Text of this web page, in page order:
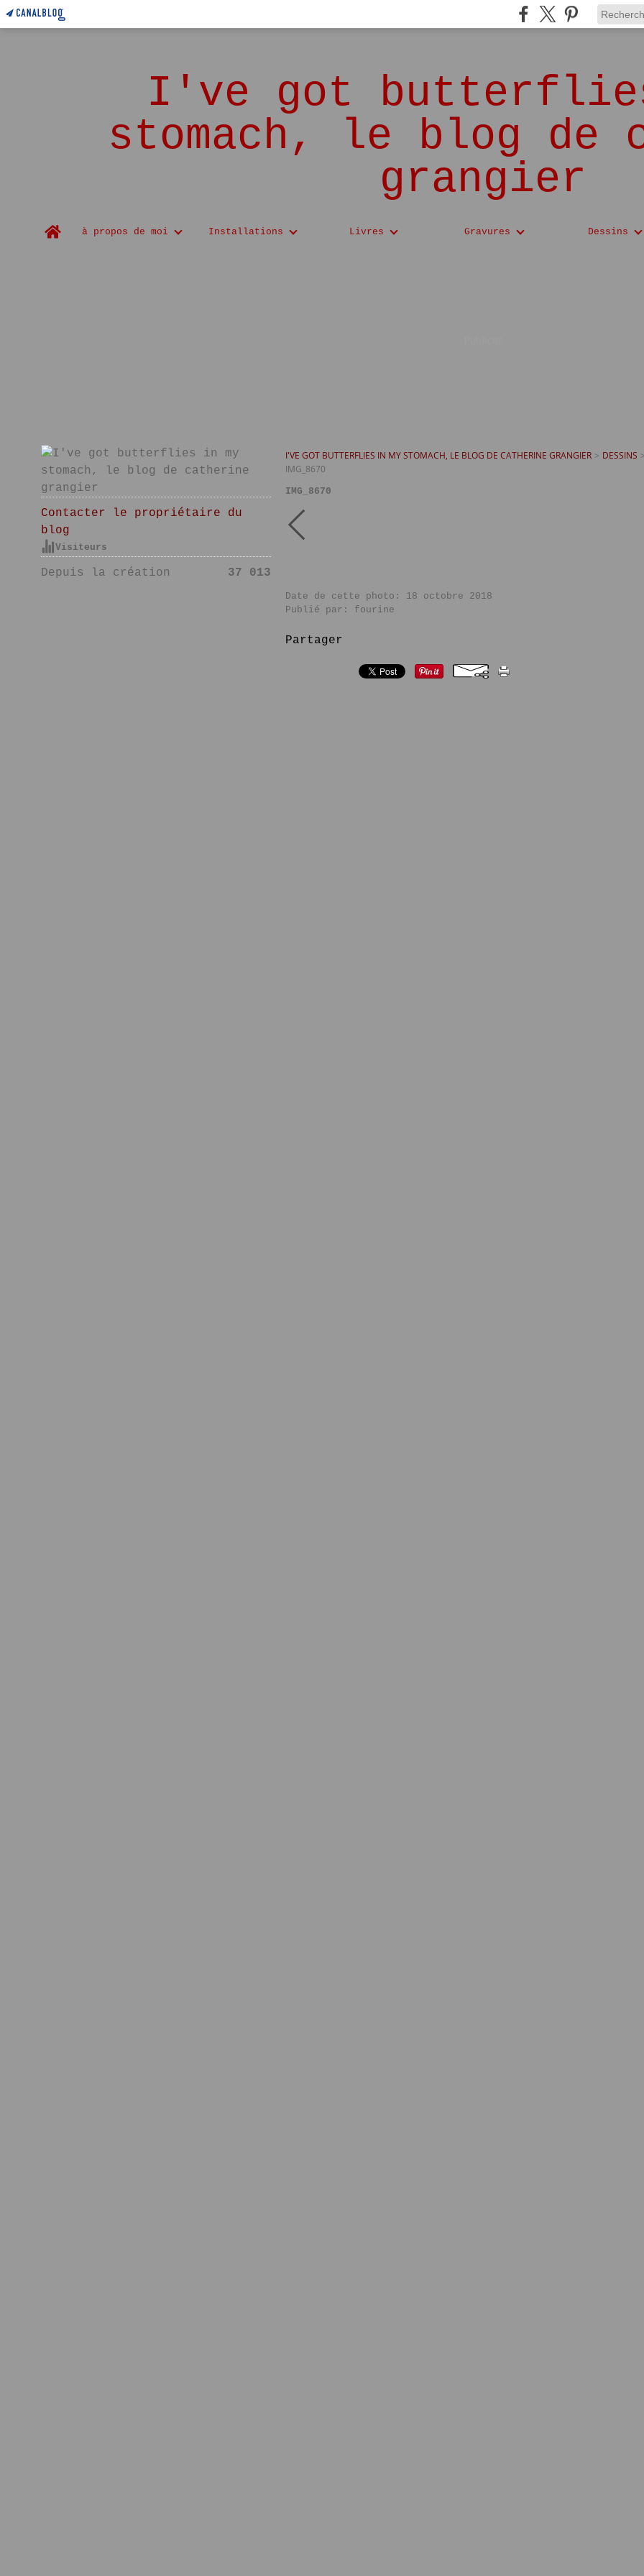
I've got
stomach, le blog de
grangier
Home
à propos de moi Installations Livres Gravures Dessins
Contacter le propriétaire du
blog
Visiteurs
Depuis la création 37 013
I'VE GOT BUTTERFLIES IN MY STOMACH, LE BLOG DE CATHERINE GRANGIER > DESSINS >
IMG_8670
IMG_8670
Date de cette photo: 18 octobre 2018
Publié par: fourine
Partager